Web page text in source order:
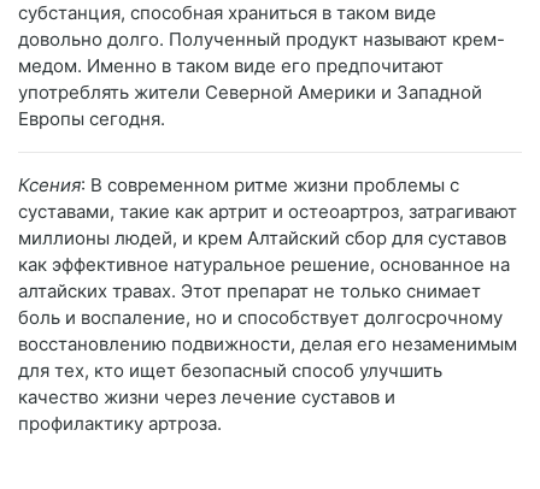
субстанция, способная храниться в таком виде
довольно долго. Полученный продукт называют крем-
медом. Именно в таком виде его предпочитают
употреблять жители Северной Америки и Западной
Европы сегодня.
Ксения: В современном ритме жизни проблемы с
суставами, такие как артрит и остеоартроз, затрагивают
миллионы людей, и крем Алтайский сбор для суставов
как эффективное натуральное решение, основанное на
алтайских травах. Этот препарат не только снимает
боль и воспаление, но и способствует долгосрочному
восстановлению подвижности, делая его незаменимым
для тех, кто ищет безопасный способ улучшить
качество жизни через лечение суставов и
профилактику артроза.